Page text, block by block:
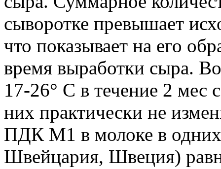
сыворотке превышает
что показывает на его
время выработки сыра.
17-26° С в течение 2 мес
них практически не
ПДК M1 в молоке в
Швейцария, Швеция)